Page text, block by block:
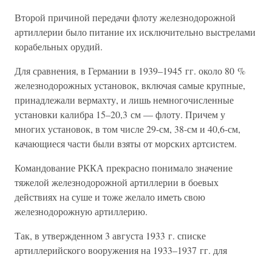
Второй причиной передачи флоту железнодорожной
артиллерии было питание их исключительно выстрелами
корабельных орудий.
Для сравнения, в Германии в 1939–1945 гг. около 80 %
железнодорожных установок, включая самые крупные,
принадлежали вермахту, и лишь немногочисленные
установки калибра 15–20,3 см — флоту. Причем у
многих установок, в том числе 29-см, 38-см и 40,6-см,
качающиеся части были взяты от морских артсистем.
Командование РККА прекрасно понимало значение
тяжелой железнодорожной артиллерии в боевых
действиях на суше и тоже желало иметь свою
железнодорожную артиллерию.
Так, в утвержденном 3 августа 1933 г. списке
артиллерийского вооружения на 1933–1937 гг. для